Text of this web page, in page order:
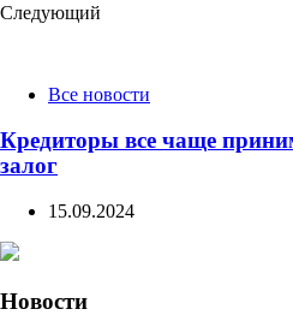
Следующий
Все новости
Кредиторы все чаще
залог
15.09.2024
Новости